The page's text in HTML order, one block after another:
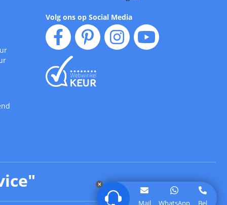
Mail WhatsApp Bel
Volg ons op Social Media
"